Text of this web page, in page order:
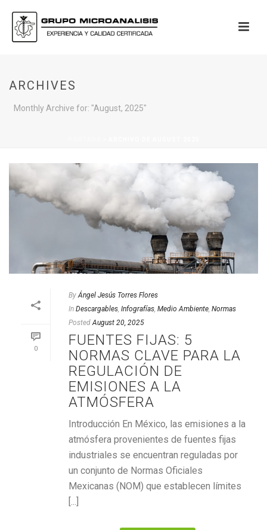
ARCHIVES
Monthly Archive for: "August, 2025"
0
By Ángel Jesús Torres Flores
In Descargables Infografías Medio Ambiente Normas
Posted August 20, 2025
FUENTES FIJAS: 5
NORMAS CLAVE PARA LA
REGULACIÓN DE
EMISIONES A LA
ATMÓSFERA
Introducción En México, las emisiones a la
atmósfera provenientes de fuentes fijas
industriales se encuentran reguladas por
un conjunto de Normas Oficiales
Mexicanas (NOM) que establecen límites
[...]